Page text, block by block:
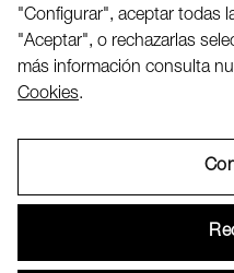
2026 ©
"Configurar", aceptar todas
"Aceptar", o rechazarlas
más información consulta
Cookies.
Política de